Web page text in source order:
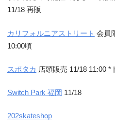
11/18 再販
カリフォルニアストリート 会員
10:00頃
スポタカ 店頭販売 11/18 11:00 *
Switch Park 福岡 11/18
202skateshop